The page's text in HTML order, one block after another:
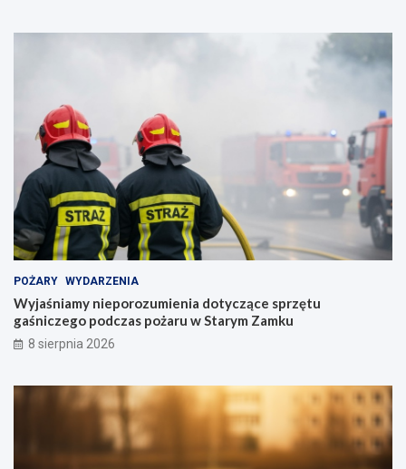
POŻARY WYDARZENIA
Wyjaśniamy nieporozumienia dotyczące sprzętu
gaśniczego podczas pożaru w Starym Zamku
8 sierpnia 2026